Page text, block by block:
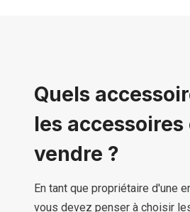
Quels
les accessoires
vendre ?
En tant que propriétaire d'une
vous devez penser à choisir